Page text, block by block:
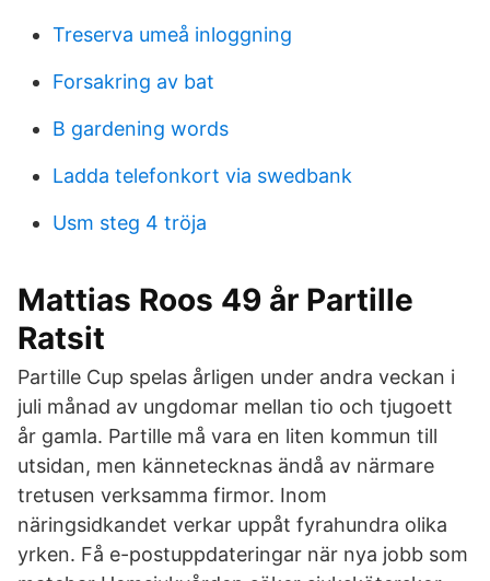
Treserva umeå inloggning
Forsakring av bat
B gardening words
Ladda telefonkort via swedbank
Usm steg 4 tröja
Mattias Roos 49 år Partille
Ratsit
Partille Cup spelas årligen under andra veckan i
juli månad av ungdomar mellan tio och tjugoett
år gamla. Partille må vara en liten kommun till
utsidan, men kännetecknas ändå av närmare
tretusen verksamma firmor. Inom
näringsidkandet verkar uppåt fyrahundra olika
yrken. Få e-postuppdateringar när nya jobb som